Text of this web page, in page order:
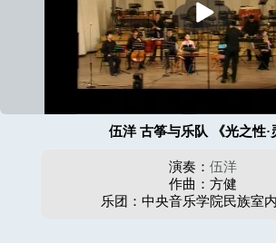
放
伍洋 古筝与乐队 《光之性·
演奏：伍洋
作曲：方健
乐团：中央音乐学院民族室